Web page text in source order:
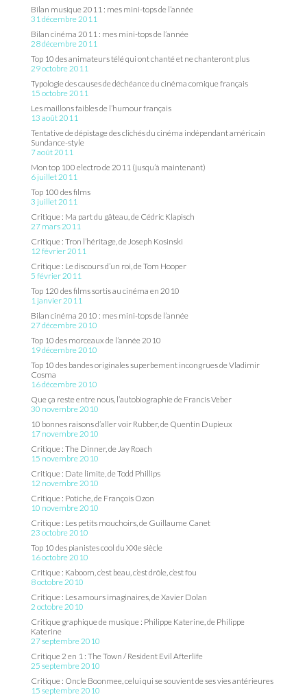
Bilan musique 2011 : mes mini-tops de l’année
31 décembre 2011
Bilan cinéma 2011 : mes mini-tops de l’année
28 décembre 2011
Top 10 des animateurs télé qui ont chanté et ne chanteront plus
29 octobre 2011
Typologie des causes de déchéance du cinéma comique français
15 octobre 2011
Les maillons faibles de l’humour français
13 août 2011
Tentative de dépistage des clichés du cinéma indépendant américain
Sundance-style
7 août 2011
Mon top 100 electro de 2011 (jusqu’à maintenant)
6 juillet 2011
Top 100 des films
3 juillet 2011
Critique : Ma part du gâteau, de Cédric Klapisch
27 mars 2011
Critique : Tron l’héritage, de Joseph Kosinski
12 février 2011
Critique : Le discours d’un roi, de Tom Hooper
5 février 2011
Top 120 des films sortis au cinéma en 2010
1 janvier 2011
Bilan cinéma 2010 : mes mini-tops de l’année
27 décembre 2010
Top 10 des morceaux de l’année 2010
19 décembre 2010
Top 10 des bandes originales superbement incongrues de Vladimir
Cosma
16 décembre 2010
Que ça reste entre nous, l’autobiographie de Francis Veber
30 novembre 2010
10 bonnes raisons d’aller voir Rubber, de Quentin Dupieux
17 novembre 2010
Critique : The Dinner, de Jay Roach
15 novembre 2010
Critique : Date limite, de Todd Phillips
12 novembre 2010
Critique : Potiche, de François Ozon
10 novembre 2010
Critique : Les petits mouchoirs, de Guillaume Canet
23 octobre 2010
Top 10 des pianistes cool du XXIe siècle
16 octobre 2010
Critique : Kaboom, c’est beau, c’est drôle, c’est fou
8 octobre 2010
Critique : Les amours imaginaires, de Xavier Dolan
2 octobre 2010
Critique graphique de musique : Philippe Katerine, de Philippe
Katerine
27 septembre 2010
Critique 2 en 1 : The Town / Resident Evil Afterlife
25 septembre 2010
Critique : Oncle Boonmee, celui qui se souvient de ses vies antérieures
15 septembre 2010